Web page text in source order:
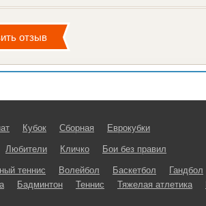
Кубок Сборная Еврокубки
Любители Кличко Бои без правил
теннис Волейбол Баскетбол Гандбол
Бадминтон Теннис Тяжелая атлетика